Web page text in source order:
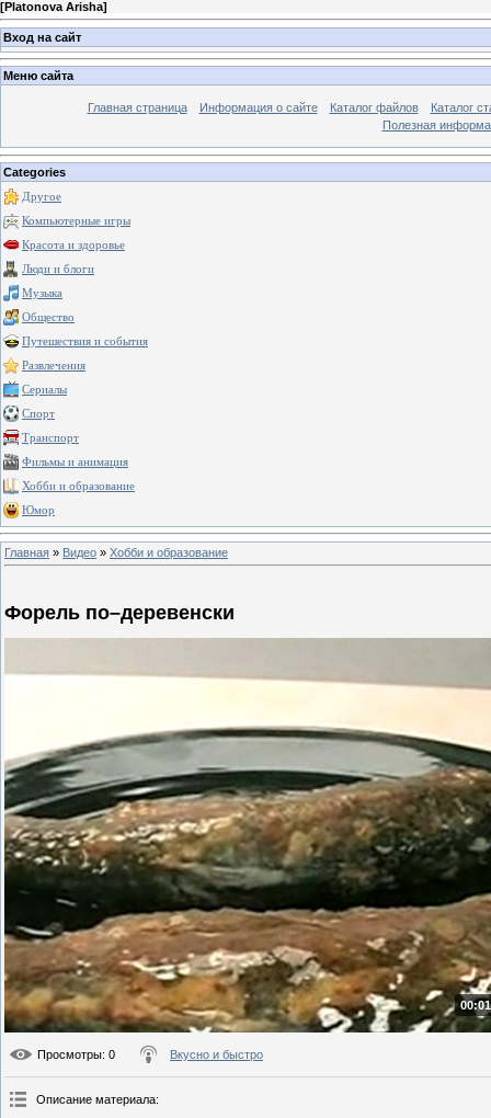
[Platonova Arisha]
Вход на сайт
Меню сайта
Главная страница Информация о сайте Каталог файлов
Каталог
Полезная
Categories
Другое
Компьютерные игры
Красота и здоровье
Люди и блоги
Музыка
Общество
Путешествия и события
Развлечения
Сериалы
Спорт
Транспорт
Фильмы и анимация
Хобби и образование
Юмор
Главная » Видео » Хобби и образование
Форель по–деревенски
Просмотры: 0 Вкусно и быстро
Описание материала: